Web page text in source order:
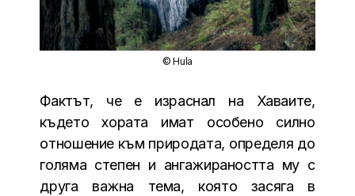
© Hula
Фактът, че е израснал на Хаваите,
където хората имат особено силно
отношение към природата, определя до
голяма степен и ангажираността му с
друга важна тема, която засяга в